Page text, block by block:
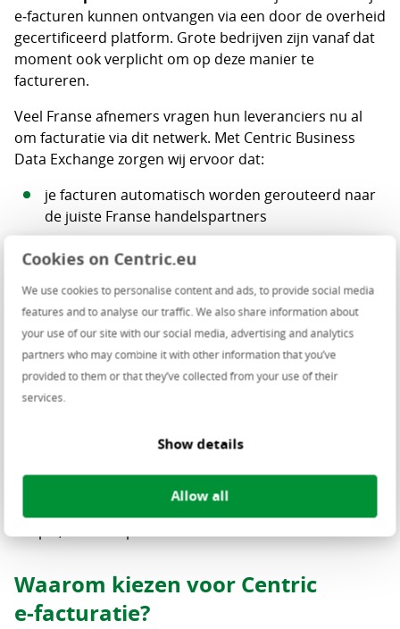
Cookies on Centric.eu
We use cookies to personalise content and ads, to provide social media
features and to analyse our traffic. We also share information about
your use of our site with our social media, advertising and analytics
partners who may combine it with other information that you’ve
provided to them or that they’ve collected from your use of their
services.
Show details
Allow all
e‑facturen kunnen ontvangen via een door de overheid
gecertificeerd platform. Grote bedrijven zijn vanaf dat
moment ook verplicht om op deze manier te
factureren.
Veel Franse afnemers vragen hun leveranciers nu al
om facturatie via dit netwerk. Met Centric Business
Data Exchange zorgen wij ervoor dat:
je facturen automatisch worden gerouteerd naar
de juiste Franse handelspartners
verwerken
je vóór de deadlines volledig compliant bent
EDI en e‑facturatie in één platform
Peppol, KSeF en e‑facturatie Frankrijk maken
e‑facturen — en omgekeerd. Waar je factuur ook
Waarom kiezen voor Centric
e‑facturatie?